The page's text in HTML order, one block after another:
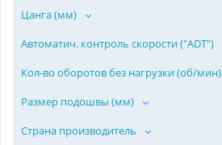
Цанга (мм)
Автоматич. контроль скорости ("ADT")
Кол-во оборотов без нагрузки (об/мин)
Размер подошвы (мм)
Страна производитель